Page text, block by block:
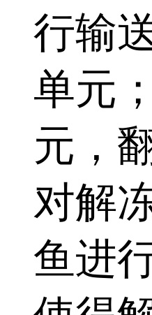
行输
单元
元，
对解
鱼进